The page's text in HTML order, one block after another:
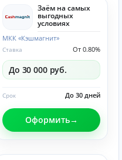
Заём на самых
выгодных
условиях
МКК «Кэшмагнит»
От 0.80%
Ставка
До 30 000 руб.
До 30 дней
Срок
Оформить